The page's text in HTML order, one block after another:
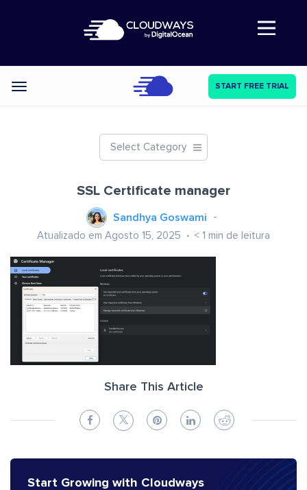
Abre a navegação
Categories START FREE TRIAL
Select Category
SSL Certificate manager
Sandhya Goswami
Atualizado em Agosto 15, 2025 < 1 min de leitura
Share This Article
Start Growing with Cloudways